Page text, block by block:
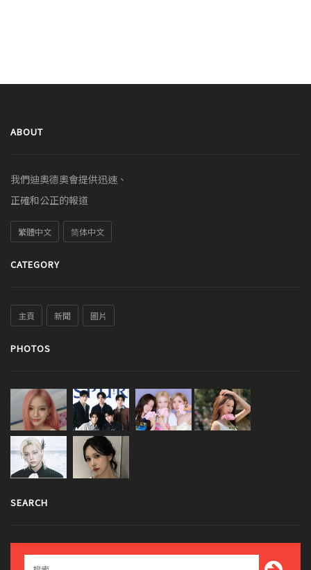
ABOUT
我們迪奧德奧會提供迅速、
正確和公正的報道
繁體中文 简体中文
CATEGORY
主頁 新聞 圖片
PHOTOS
SEARCH